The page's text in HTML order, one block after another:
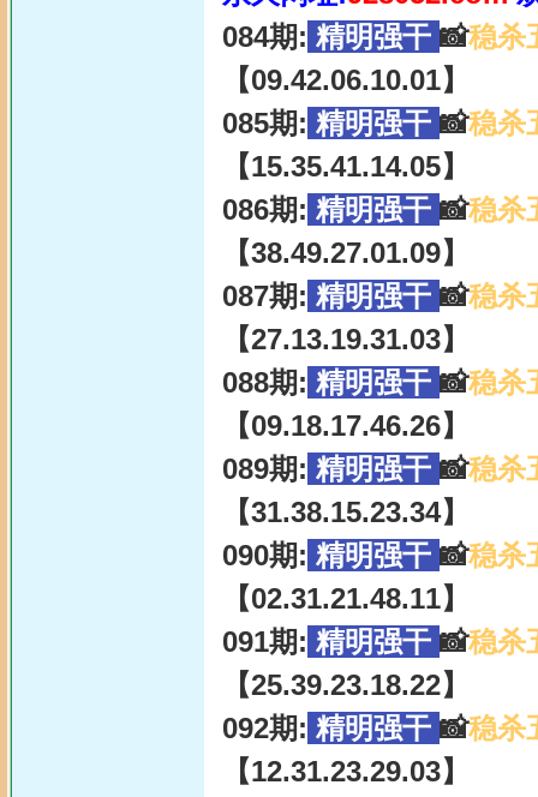
084期: 精明强干 📸稳杀
【09.42.06.10.01】
085期: 精明强干 📸稳杀
【15.35.41.14.05】
086期: 精明强干 📸稳杀
【38.49.27.01.09】
087期: 精明强干 📸稳杀
【27.13.19.31.03】
088期: 精明强干 📸稳杀
【09.18.17.46.26】
089期: 精明强干 📸稳杀
【31.38.15.23.34】
090期: 精明强干 📸稳杀
【02.31.21.48.11】
091期: 精明强干 📸稳杀
【25.39.23.18.22】
092期: 精明强干 📸稳杀
【12.31.23.29.03】